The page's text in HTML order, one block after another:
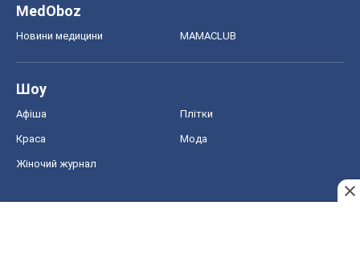
MedOboz
Новини медицини MAMACLUB
Шоу
Афіша Плітки
Краса Мода
Жіночий журнал